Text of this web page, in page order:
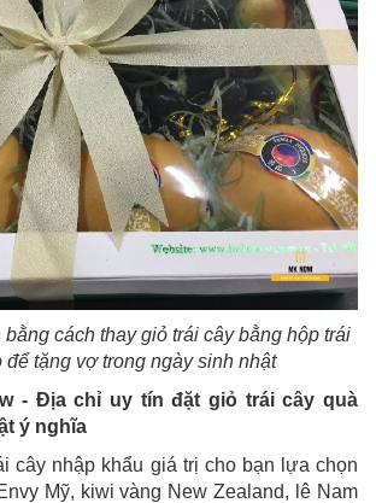
bằng cách thay giỏ trái cây bằng hộp trái
để tặng vợ trong ngày sinh nhật
- Địa chỉ uy tín đặt giỏ trái cây quà
ý nghĩa
cây nhập khẩu giá trị cho bạn lựa chọn
Mỹ, kiwi vàng New Zealand, lê Nam